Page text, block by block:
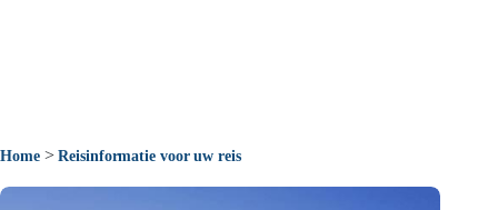
Home>Reisinformatie voor uw reis